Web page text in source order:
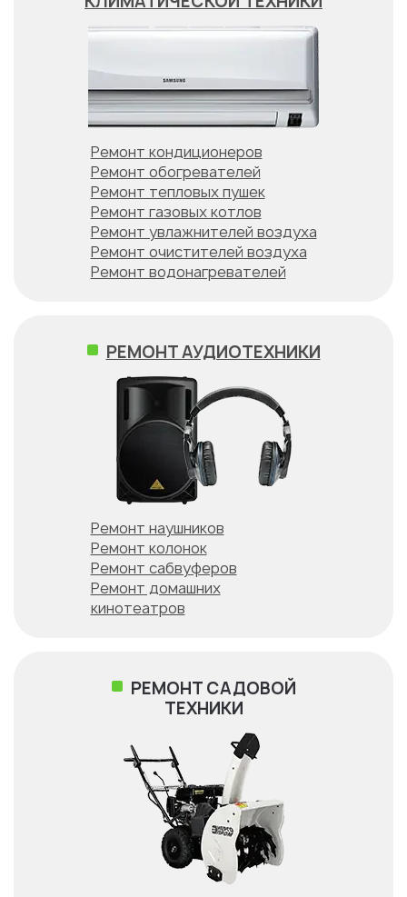
Ремонт кондиционеров
Ремонт обогревателей
Ремонт тепловых пушек
Ремонт газовых котлов
Ремонт увлажнителей воздуха
Ремонт очистителей воздуха
Ремонт водонагревателей
РЕМОНТ АУДИОТЕХНИКИ
Ремонт наушников
Ремонт колонок
Ремонт сабвуферов
Ремонт домашних
кинотеатров
РЕМОНТ САДОВОЙ
ТЕХНИКИ